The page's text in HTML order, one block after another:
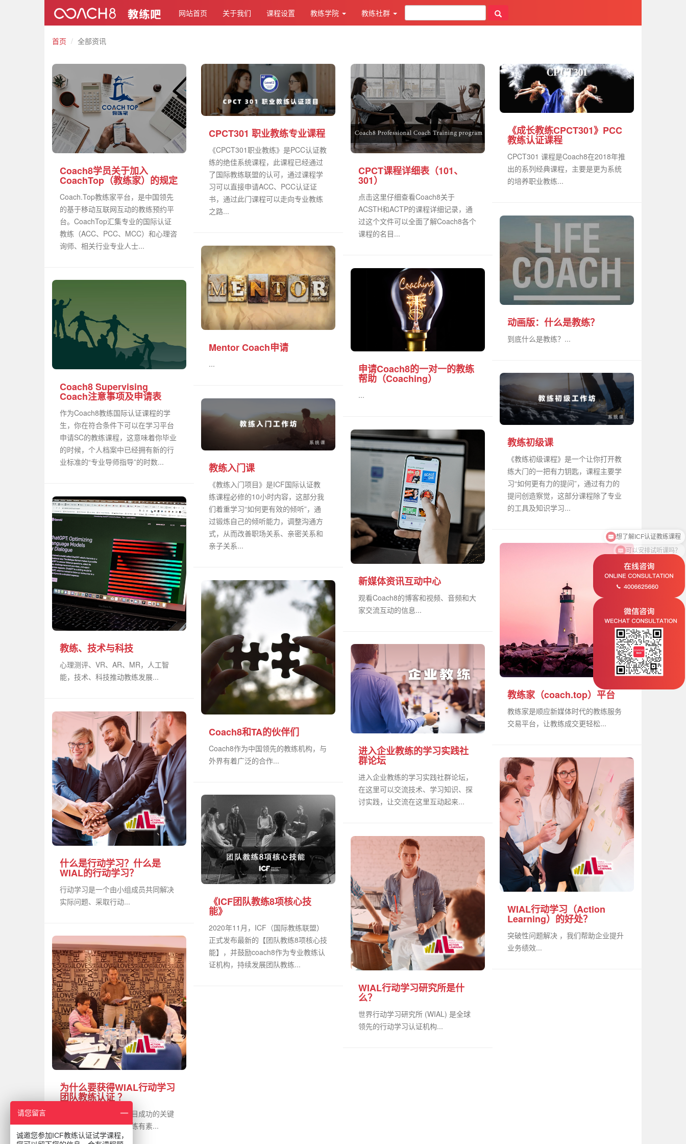
网站首页 关于我们 课程设置 教练学院 教练社群
首页 全部资讯
Coach8学员关于加入
CoachTop（教练家）的规定
Coach.Top教练家平台，是中国领先
的基于移动互联网互动的教练预约平
台。CoachTop汇集专业的国际认证
教练（ACC、PCC、MCC）和心理咨
询师、相关行业专业人士...
CPCT301 职业教练专业课程
《CPCT301职业教练》是PCC认证教
练的绝佳系统课程，此课程已经通过
了国际教练联盟的认可，通过课程学
习可以直接申请ACC、PCC认证证
书，通过此门课程可以走向专业教练
之路...
CPCT课程详细表（101、
301）
点击这里仔细查看Coach8关于
ACSTH和ACTP的课程详细记录，通
过这个文件可以全面了解Coach8各个
课程的名目...
《成长教练CPCT301》PCC
教练认证课程
CPCT301 课程是Coach8在2018年推
出的系列经典课程，主要是更为系统
的培养职业教练...
动画版：什么是教练？
到底什么是教练？...
Mentor Coach申请
... 申请Coach8的一对一的教练
帮助（Coaching）
...
Coach8 Supervising
Coach注意事项及申请表
作为Coach8教练国际认证课程的学
生，你在符合条件下可以在学习平台
申请SC的教练课程，这意味着你毕业
的时候，个人档案中已经拥有新的行
业标准的“专业导师指导”的时数...
教练初级课
《教练初级课程》是一个让你打开教
练大门的一把有力钥匙，课程主要学
习“如何更有力的提问”，通过有力的
提问创造察觉，这部分课程除了专业
的工具及知识学习...
教练入门课
《教练入门项目》是ICF国际认证教
练课程必修的10小时内容，这部分我
们着重学习“如何更有效的倾听”，通
过锻炼自己的倾听能力，调整沟通方
式，从而改善职场关系、亲密关系和
亲子关系...
新媒体资讯互动中心
观看Coach8的博客和视频、音频和大
家交流互动的信息...
教练、技术与科技
心理测评、VR、AR、MR，人工智
能，技术、科技推动教练发展...
教练家（coach.top）平台
教练家是顺应新媒体时代的教练服务
交易平台，让教练成交更轻松...
Coach8和TA的伙伴们
Coach8作为中国领先的教练机构，与
外界有着广泛的合作...
进入企业教练的学习实践社
群论坛
进入企业教练的学习实践社群论坛，
在这里可以交流技术、学习知识、探
讨实践，让交流在这里互动起来...
什么是行动学习？什么是
WIAL的行动学习？
行动学习是一个由小组成员共同解决
实际问题、采取行动...
WIAL行动学习（Action
Learning）的好处？
突破性问题解决 ，我们帮助企业提升
业务绩效...
《ICF团队教练8项核心技
能》
2020年11月，ICF（国际教练联盟）
正式发布最新的【团队教练8项核心技
能】，并鼓励coach8作为专业教练认
证机构，持续发展团队教练...
WIAL行动学习研究所是什
么？
世界行动学习研究所 (WIAL) 是全球
领先的行动学习认证机构...
为什么要获得WIAL行动学习
团队教练认证 ？
研究表明，行动学习项目成功的关键
因素之一是拥有一位训练有素...
可以安排试听课吗？
请您留言
诚邀您参加ICF教练认证试学课程，